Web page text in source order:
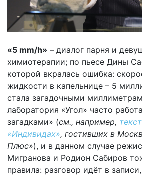
«5 mm/h» – диалог парня и
химиотерапии; по пьесе Дины
которой вкралась ошибка:
жидкости в капельнице – 5
стала загадочными
лаборатория «Угол» часто
загадками» (см., например,
«Индивидах», гостивших в
Плюс»), и в данном случае
Мигранова и Родион Сабиров
правила: разговор идёт в